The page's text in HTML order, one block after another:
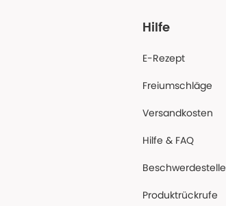
Hilfe
E-Rezept
Freiumschläge
Versandkosten
Hilfe & FAQ
Beschwerdestelle
Produktrückrufe